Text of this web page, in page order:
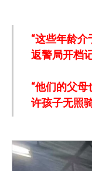
“这些年龄
返警局开档
“他们的父
许孩子无照